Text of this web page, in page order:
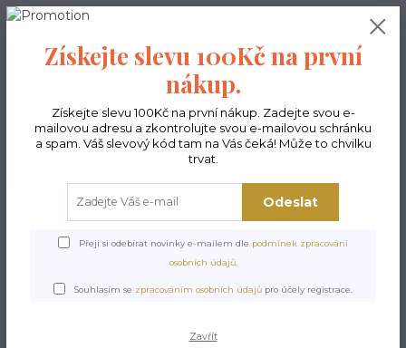
0,00 Kč
Kabelky ekologické Kabelky velké
Kabelka Nesi - Nirvana
Získejte slevu 100Kč na první
nákup.
Získejte slevu 100Kč na první nákup. Zadejte svou e-
mailovou adresu a zkontrolujte svou e-mailovou schránku
a spam. Váš slevový kód tam na Vás čeká! Může to chvilku
trvat.
Odeslat
Přeji si odebírat novinky e-mailem dle podmínek zpracování
osobních údajů.
Souhlasím se zpracováním osobních údajů pro účely registrace.
Zavřít